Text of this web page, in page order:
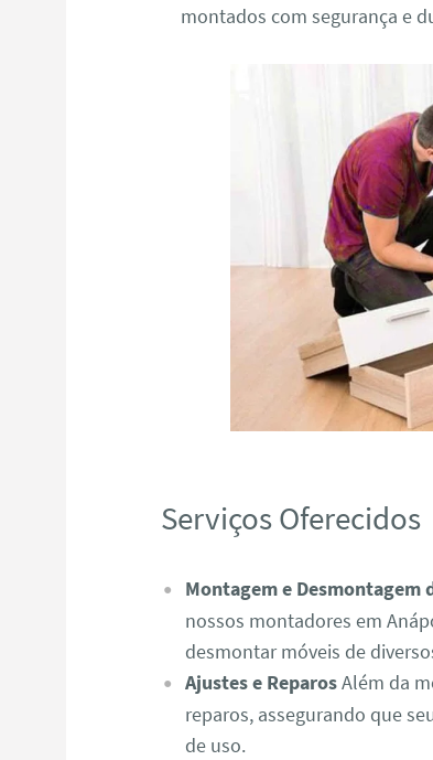
montados com segurança e
Serviços Oferecidos
Montagem e Desmontagem
nossos montadores em
desmontar móveis de
Ajustes e ReparosAlém da
reparos, assegurando que
de uso.